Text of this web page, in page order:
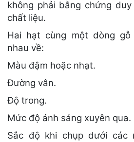
không phải bằng chứng
chất liệu.
Hai hạt cùng một dòng
nhau về:
Màu đậm hoặc nhạt.
Đường vân.
Độ trong.
Mức độ ánh sáng xuyên qua.
Sắc độ khi chụp dưới các